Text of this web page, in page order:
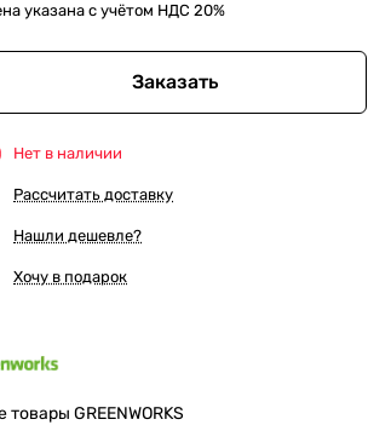
указана с учётом НДС 20%
Заказать
Нет в наличии
Рассчитать доставку
Нашли дешевле?
Хочу в подарок
товары GREENWORKS